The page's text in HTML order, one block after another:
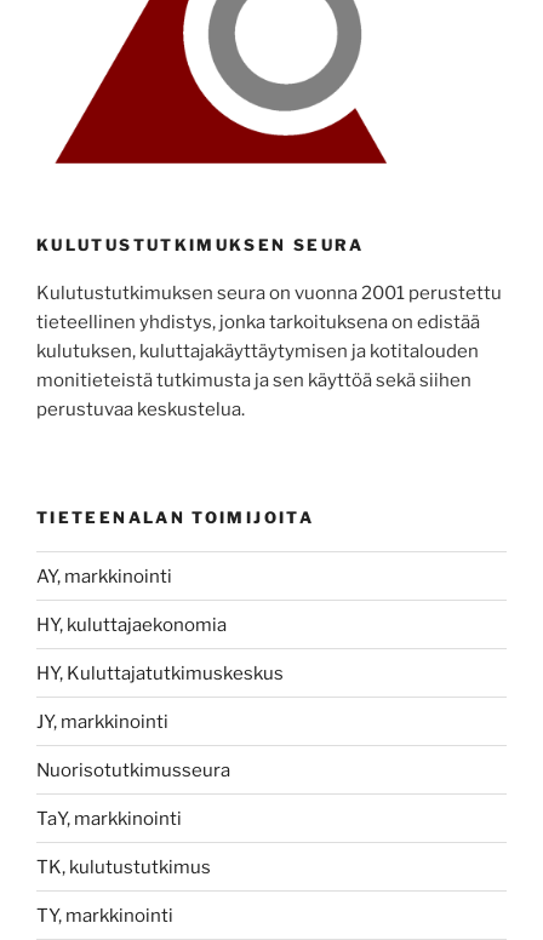
KULUTUSTUTKIMUKSEN SEURA
Kulutustutkimuksen seura on vuonna 2001 perustettu
tieteellinen yhdistys, jonka tarkoituksena on edistää
kulutuksen, kuluttajakäyttäytymisen ja kotitalouden
monitieteistä tutkimusta ja sen käyttöä sekä siihen
perustuvaa keskustelua.
TIETEENALAN TOIMIJOITA
AY, markkinointi
HY, kuluttajaekonomia
HY, Kuluttajatutkimuskeskus
JY, markkinointi
Nuorisotutkimusseura
TaY, markkinointi
TK, kulutustutkimus
TY, markkinointi